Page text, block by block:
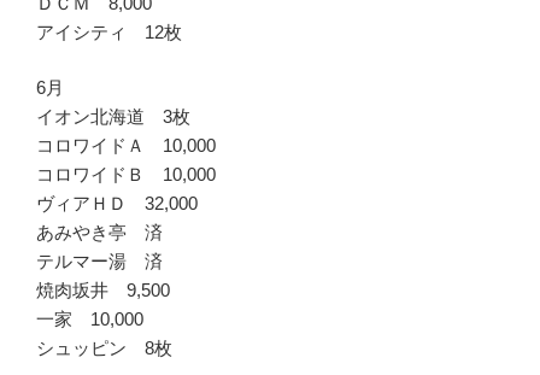
アイシティ 12枚
6月
イオン北海道 3枚
コロワイドＡ 10,000
コロワイドＢ 10,000
ヴィアＨＤ 32,000
あみやき亭 済
テルマー湯 済
焼肉坂井 9,500
一家 10,000
シュッピン 8枚